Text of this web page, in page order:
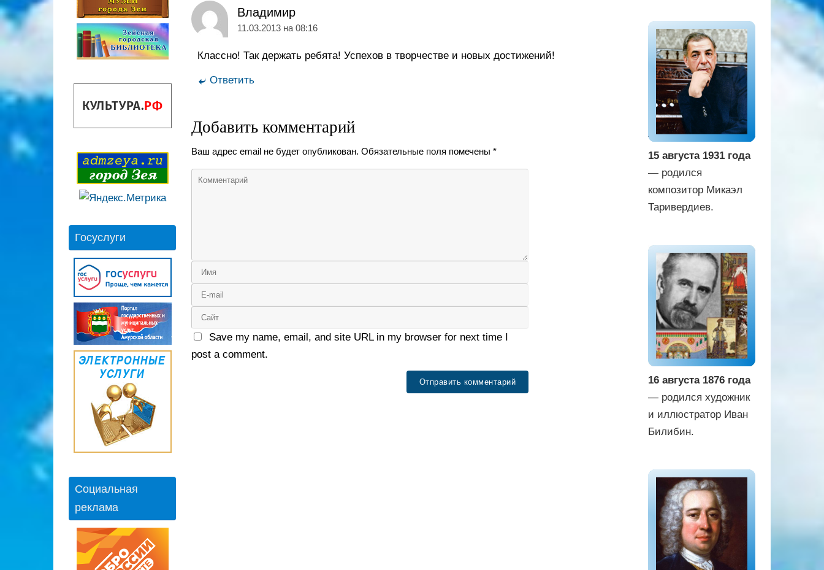
Владимир
11.03.2013 на 08:16
Классно! Так держать ребята! Успехов в творчестве и новых достижений!
Ответить
Добавить комментарий
Ваш адрес email не будет опубликован. Обязательные поля помечены *
Save my name, email, and site URL in my browser for next time I
post a comment.
Госуслуги
Социальная
реклама
15 августа 1931 года
— родился
композитор Микаэл
Таривердиев.
16 августа 1876 года
— родился художник
и иллюстратор Иван
Билибин.